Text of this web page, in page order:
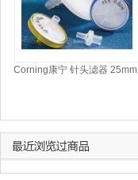
Corning康宁 针头滤器 25mm